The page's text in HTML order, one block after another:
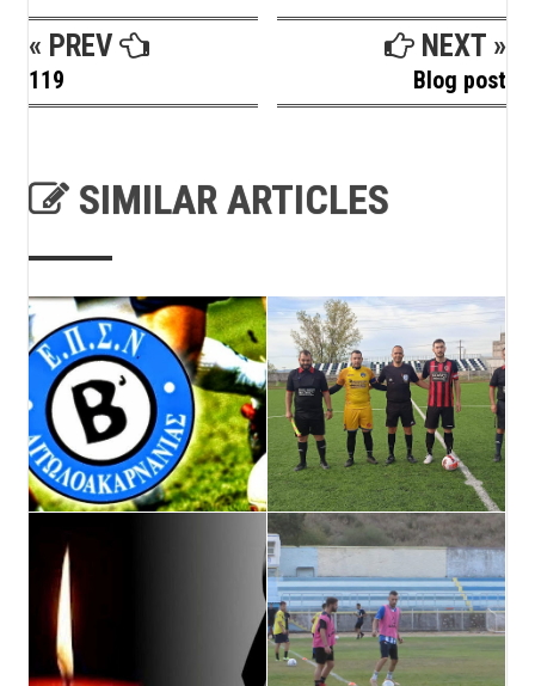
« PREV
119
NEXT »
Blog post
SIMILAR ARTICLES